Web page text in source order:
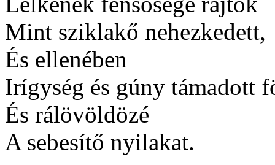
Mint sziklakő nehezkedett,
És ellenében
Irígység és gúny támadott
És rálövöldözé
A sebesítő nyilakat.